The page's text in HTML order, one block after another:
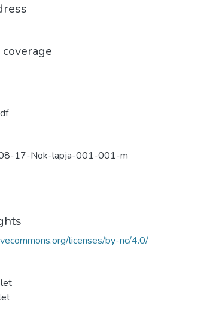
17-Nok-lapja-001-001-m
licenses/by-nc/4.0/